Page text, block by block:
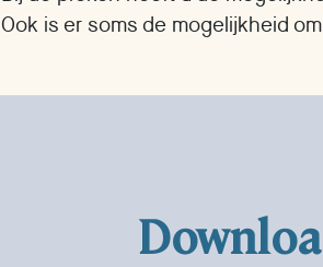
Ook is er soms de mogelijkheid